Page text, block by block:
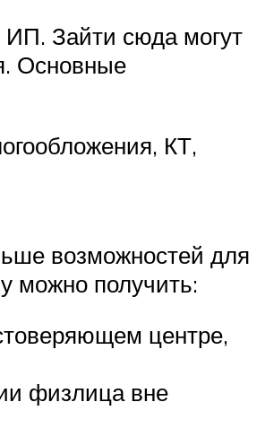
ИП. Зайти сюда могут
Основные
КТ,
возможностей для
можно получить:
центре,
физлица вне